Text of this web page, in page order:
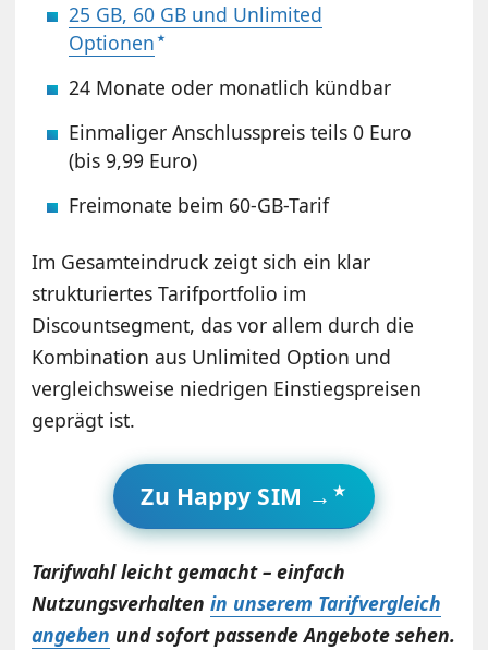
25 GB, 60 GB und Unlimited
Optionen
24 Monate oder monatlich kündbar
Einmaliger Anschlusspreis teils 0 Euro
(bis 9,99 Euro)
Freimonate beim 60-GB-Tarif
Im Gesamteindruck zeigt sich ein klar
strukturiertes Tarifportfolio im
Discountsegment, das vor allem durch die
Kombination aus Unlimited Option und
vergleichsweise niedrigen Einstiegspreisen
geprägt ist.
Zu Happy SIM →
Tarifwahl leicht gemacht – einfach
Nutzungsverhaltenin unserem Tarifvergleich
angeben und sofort passende Angebote sehen.